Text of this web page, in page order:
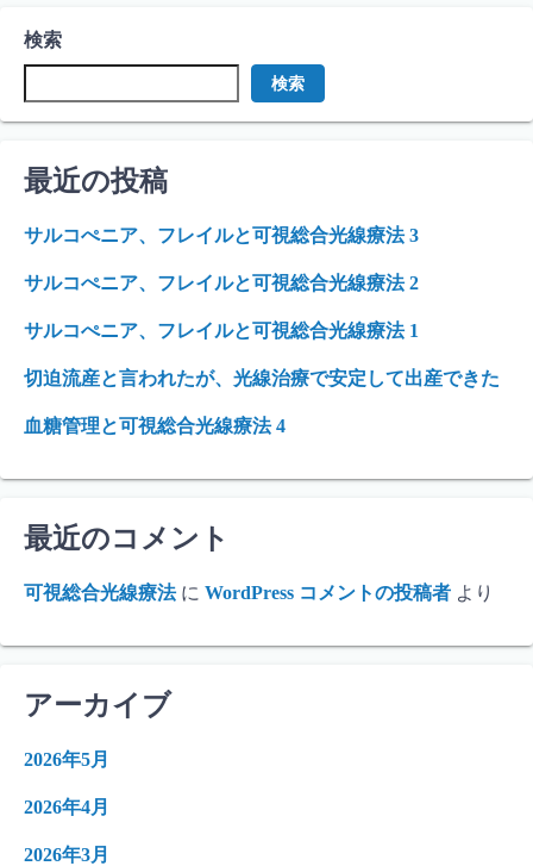
検索
検索
最近の投稿
サルコぺニア、フレイルと可視総合光線療法 3
サルコぺニア、フレイルと可視総合光線療法 2
サルコぺニア、フレイルと可視総合光線療法 1
切迫流産と言われたが、光線治療で安定して出産できた
血糖管理と可視総合光線療法 4
最近のコメント
可視総合光線療法に WordPress コメントの投稿者 より
アーカイブ
2026年5月
2026年4月
2026年3月